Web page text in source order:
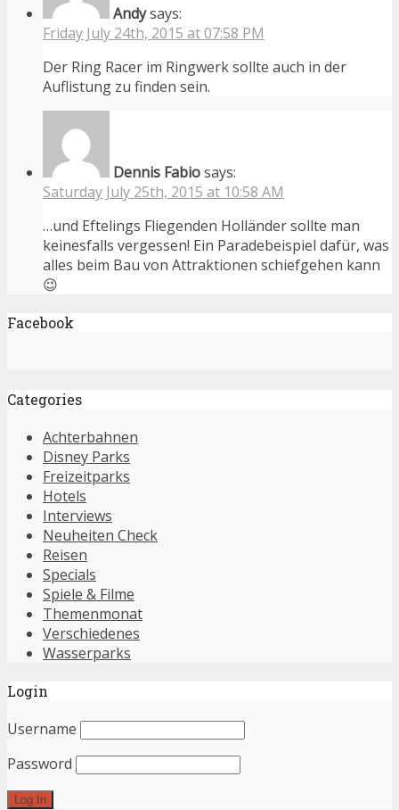
Andysays:
Friday July 24th, 2015 at 07:58 PM
Der Ring Racer im Ringwerk sollte auch in der
Auflistung zu finden sein.
Dennis Fabiosays:
Saturday July 25th, 2015 at 10:58 AM
…und Eftelings Fliegenden Holländer sollte man
keinesfalls vergessen! Ein Paradebeispiel dafür, was
alles beim Bau von Attraktionen schiefgehen kann
😉
Facebook
Categories
Achterbahnen
Disney Parks
Freizeitparks
Hotels
Interviews
Neuheiten Check
Reisen
Specials
Spiele & Filme
Themenmonat
Verschiedenes
Wasserparks
Login
Username
Password